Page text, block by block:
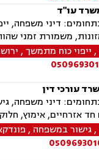
עו"ד
דיני משפחה,
משמורת זמני
, ייפוי כוח מתמשך,
עורכי דין
דיני משפחה,
חד אזרחיים, אימוץ,
,גישור במשפחה ,